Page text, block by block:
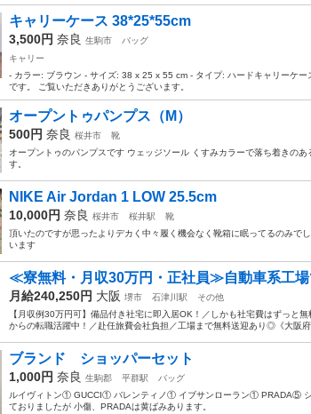
キャリーケース 38*25*55cm
3,500円 奈良 生駒市
バッグ
キャリー
- カラー: ブラウン - サイズ: 38 x 25 x 55 cm - タイプ: ハードキャリーケ
です。 ご覧いただきありがとうございます。
オープントゥパンプス（M）
500円 奈良 桜井市
靴
オープントゥのパンプスです ウェッジソール くすみカラーで落ち着きの
す。
NIKE Air Jordan 1 LOW 25.5cm
10,000円 奈良 桜井市 桜井駅
靴
頂いたのですが思ったよりデカく中々履く機会なく靴箱に眠ってるのみで
います
≪寮無料・月収30万円・正社員≫自動車系工場
月給240,250円 大阪 堺市 石津川駅
その他
【月収例30万円可】備品付き社宅に即入居OK！／しかも社宅費はずっと
からの転職活躍中！／赴任旅費会社負担／工場まで無料送迎あり◎《大阪
ブランド ショッパーセット
1,000円 奈良 生駒郡 平群駅
バッグ
ルイヴィトン① GUCCI① バレンティノ① イブサンローラン① PRADA⑤ シ
ておりましたが 小傷、PRADAは黄ばみあります。